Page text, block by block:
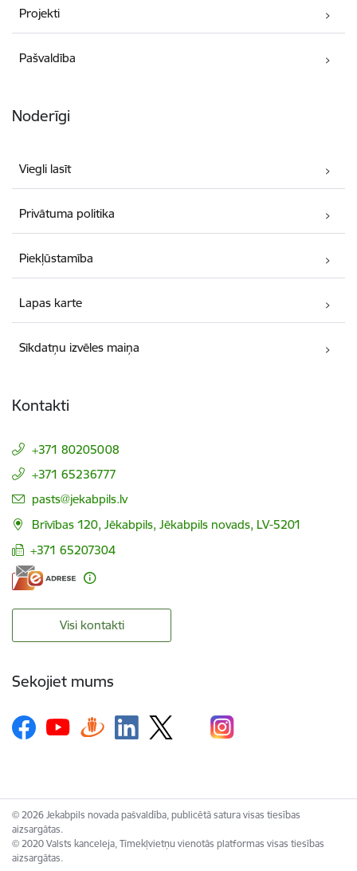
Projekti
Pašvaldība
Noderīgi
Viegli lasīt
Privātuma politika
Piekļūstamība
Lapas karte
Sīkdatņu izvēles maiņa
Kontakti
+371 80205008
+371 65236777
E-pasts:
pasts@jekabpils.lv
Brīvības 120, Jēkabpils, Jēkabpils novads, LV-5201
+371 65207304
Visi kontakti
Sekojiet mums
© 2026 Jekabpils novada pašvaldība, publicētā satura visas tiesības
aizsargātas.
© 2020 Valsts kanceleja, Tīmekļvietņu vienotās platformas visas tiesības
aizsargātas.